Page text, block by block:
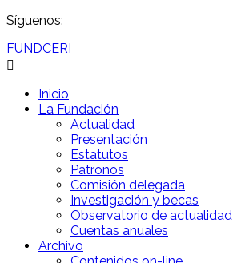
Síguenos:
FUNDCERI
Inicio
La Fundación
Actualidad
Presentación
Estatutos
Patronos
Comisión delegada
Investigación y becas
Observatorio de actualidad
Cuentas anuales
Archivo